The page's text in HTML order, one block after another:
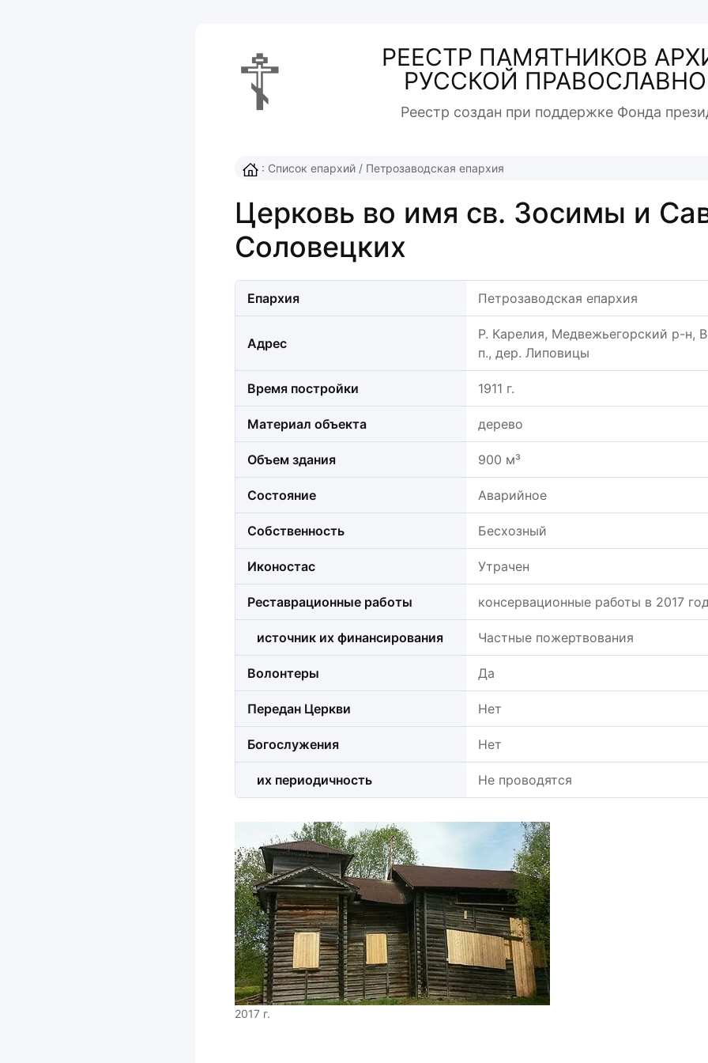
☦
РЕЕСТР ПАМЯТНИКОВ
РУССКОЙ
Реестр создан при поддержке Фонда
: Список епархий / Петрозаводская епархия
Церковь во имя св. Зосимы и
Соловецких
Епархия Петрозаводская епархия
Адрес
Р. Карелия, Медвежьегорский р-н,
п., дер. Липовицы
Время постройки 1911 г.
Материал объекта дерево
Объем здания 900 м³
Состояние Аварийное
Собственность Бесхозный
Иконостас Утрачен
Реставрационные работы консервационные работы в 2017
источник их финансирования Частные пожертвования
Волонтеры Да
Передан Церкви Нет
Богослужения Нет
их периодичность Не проводятся
2017 г.